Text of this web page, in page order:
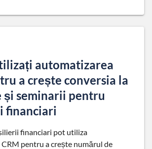
automatizarea
a crește conversia la
și seminarii pentru
financiari
financiari pot utiliza
pentru a crește numărul de